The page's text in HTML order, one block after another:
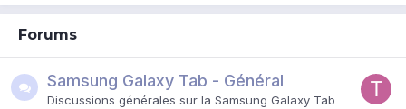
Forums
Samsung Galaxy Tab - Général
Discussions générales sur la Samsung Galaxy Tab